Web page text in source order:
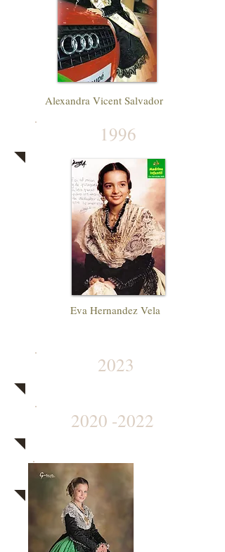
Alexandra Vicent Salvador
1996
Eva Hernandez Vela
2023
2020 -2022
2019